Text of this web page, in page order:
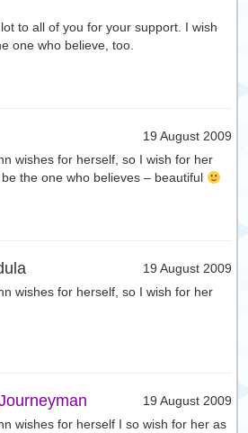
to all of you for your support. I wish
one who believe, too.
19 August 2009
wishes for herself, so I wish for her
the one who believes – beautiful
19 August 2009
wishes for herself, so I wish for her
19 August 2009
wishes for herself I so wish for her as